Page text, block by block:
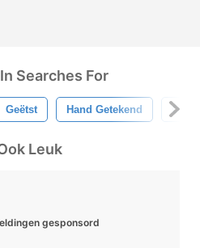
Searches For
Geëtst Hand Getekend
Leuk
gesponsord